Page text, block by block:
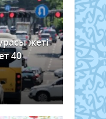
жеті
40